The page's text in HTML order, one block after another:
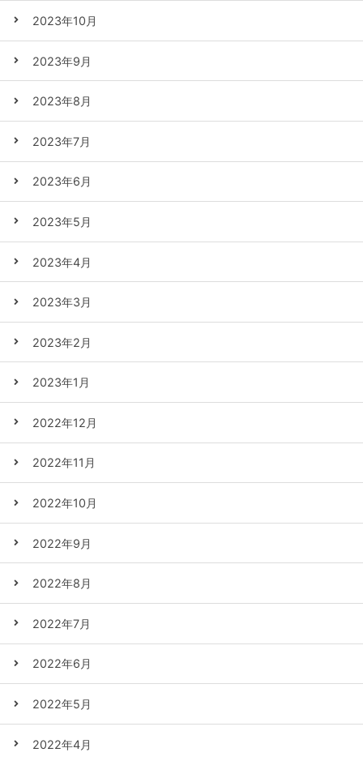
2023年10月
2023年9月
2023年8月
2023年7月
2023年6月
2023年5月
2023年4月
2023年3月
2023年2月
2023年1月
2022年12月
2022年11月
2022年10月
2022年9月
2022年8月
2022年7月
2022年6月
2022年5月
2022年4月